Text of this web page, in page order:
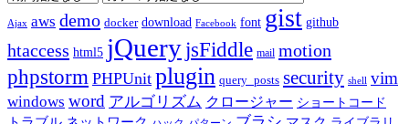
Ajax aws demo docker download Facebook font gist github
htaccess html5 jQuery jsFiddle mail motion
phpstorm PHPUnit plugin query_posts security shell vim
windows word アルゴリズム クロージャー ショートコード